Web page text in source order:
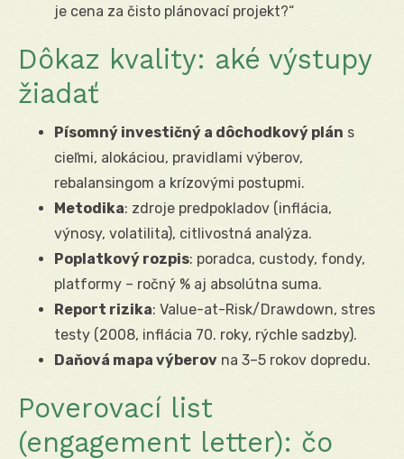
je cena za čisto plánovací projekt?“
Dôkaz kvality: aké výstupy
žiadať
Písomný investičný a dôchodkový plán s
cieľmi, alokáciou, pravidlami výberov,
rebalansingom a krízovými postupmi.
Metodika: zdroje predpokladov (inflácia,
výnosy, volatilita), citlivostná analýza.
Poplatkový rozpis: poradca, custody, fondy,
platformy – ročný % aj absolútna suma.
Report rizika: Value-at-Risk/Drawdown, stres
testy (2008, inflácia 70. roky, rýchle sadzby).
Daňová mapa výberov na 3–5 rokov dopredu.
Poverovací list
(engagement letter): čo